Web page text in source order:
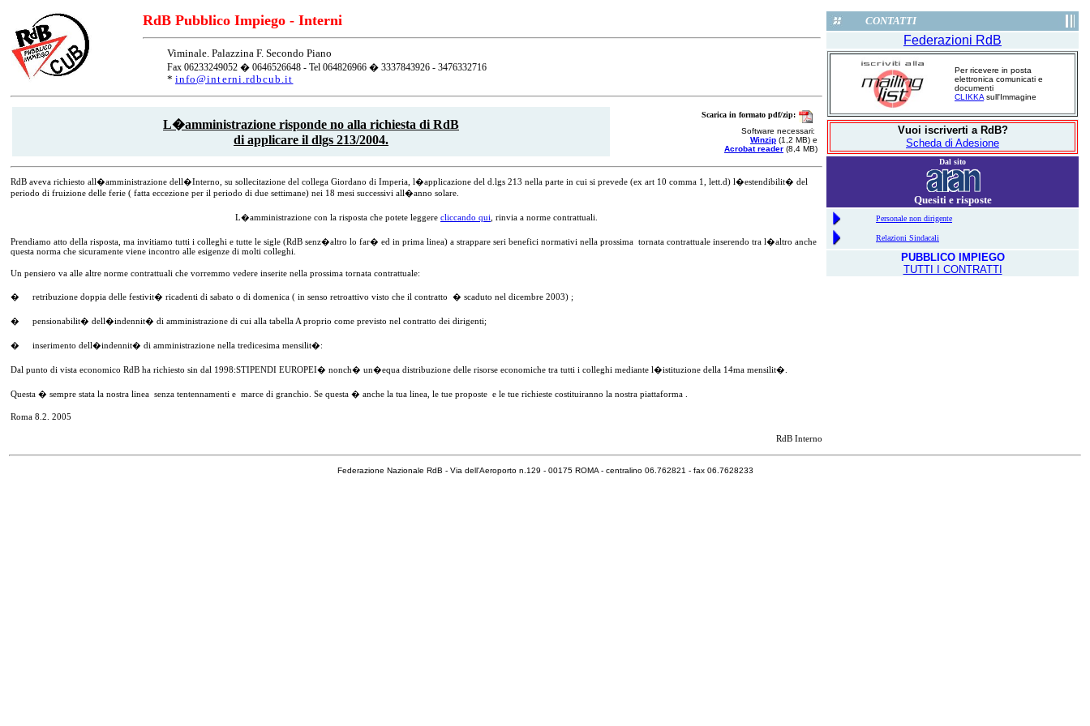
RdB Pubblico Impiego - Interni
Viminale. Palazzina F. Secondo Piano
Fax 06233249052 � 0646526648 - Tel 064826966 � 3337843926 - 3476332716
* info@interni.rdbcub.it
L�amministrazione risponde no alla richiesta di RdB
di applicare il dlgs 213/2004.
Scarica in formato pdf/zip:
Software necessari:
Winzip (1,2 MB) e
Acrobat reader (8,4 MB)
RdB aveva richiesto all�amministrazione dell�Interno, su sollecitazione del collega Giordano di Imperia, l�applicazione del d.lgs 213 nella parte in cui si prevede (ex art 10 comma 1, lett.d) l�estendibilit� del
periodo di fruizione delle ferie ( fatta eccezione per il periodo di due settimane) nei 18 mesi successivi all�anno solare.
L�amministrazione con la risposta che potete leggere cliccando qui , rinvia a norme contrattuali.
Prendiamo atto della risposta, ma invitiamo tutti i colleghi e tutte le sigle (RdB senz�altro lo far� ed in prima linea) a strappare seri benefici normativi nella prossima tornata contrattuale inserendo tra l�altro anche
questa norma che sicuramente viene incontro alle esigenze di molti colleghi.
Un pensiero va alle altre norme contrattuali che vorremmo vedere inserite nella prossima tornata contrattuale:
� retribuzione doppia delle festivit� ricadenti di sabato o di domenica ( in senso retroattivo visto che il contratto � scaduto nel dicembre 2003) ;
� pensionabilit� dell�indennit� di amministrazione di cui alla tabella A proprio come previsto nel contratto dei dirigenti;
� inserimento dell�indennit� di amministrazione nella tredicesima mensilit�:
Dal punto di vista economico RdB ha richiesto sin dal 1998:STIPENDI EUROPEI� nonch� un�equa distribuzione delle risorse economiche tra tutti i colleghi mediante l�istituzione della 14ma mensilit�.
Questa � sempre stata la nostra linea senza tentennamenti e marce di granchio. Se questa � anche la tua linea, le tue proposte e le tue richieste costituiranno la nostra piattaforma .
Roma 8.2. 2005
RdB Interno
CONTATTI
Federazioni RdB
Per ricevere in posta
elettronica comunicati e
documenti
CLIKKA sull'Immagine
Vuoi iscriverti a RdB?
Scheda di Adesione
Dal sito
Quesiti e risposte
Personale non dirigente
Relazioni Sindacali
PUBBLICO IMPIEGO
TUTTI I CONTRATTI
Federazione Nazionale RdB - Via dell'Aeroporto n.129 - 00175 ROMA - centralino 06.762821 - fax 06.7628233